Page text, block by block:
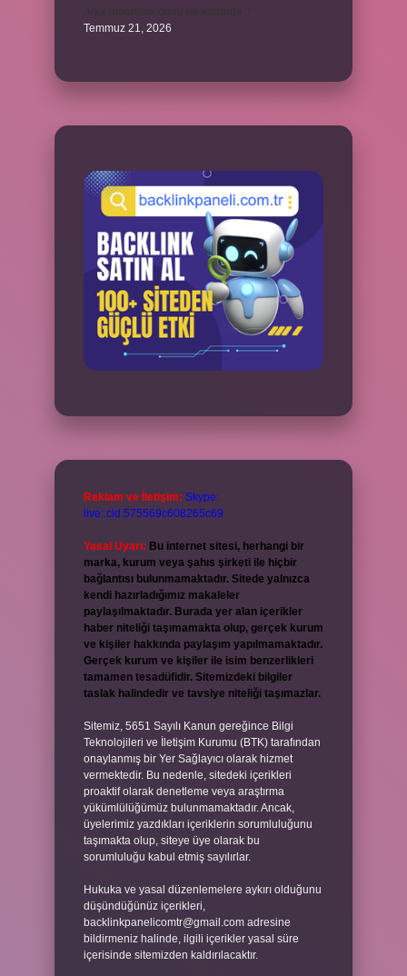
Temmuz 21, 2026
Reklam ve İletişim: Skype:
live:.cid.575569c608265c69
Yasal Uyarı: Bu internet sitesi, herhangi bir
marka, kurum veya şahıs şirketi ile hiçbir
bağlantısı bulunmamaktadır. Sitede yalnızca
kendi hazırladığımız makaleler
paylaşılmaktadır. Burada yer alan içerikler
haber niteliği taşımamakta olup, gerçek kurum
ve kişiler hakkında paylaşım yapılmamaktadır.
Gerçek kurum ve kişiler ile isim benzerlikleri
tamamen tesadüfidir. Sitemizdeki bilgiler
taslak halindedir ve tavsiye niteliği taşımazlar.
Sitemiz, 5651 Sayılı Kanun gereğince Bilgi
Teknolojileri ve İletişim Kurumu (BTK) tarafından
onaylanmış bir Yer Sağlayıcı olarak hizmet
vermektedir. Bu nedenle, sitedeki içerikleri
proaktif olarak denetleme veya araştırma
yükümlülüğümüz bulunmamaktadır. Ancak,
üyelerimiz yazdıkları içeriklerin sorumluluğunu
taşımakta olup, siteye üye olarak bu
sorumluluğu kabul etmiş sayılırlar.
Hukuka ve yasal düzenlemelere aykırı olduğunu
düşündüğünüz içerikleri,
backlinkpanelicomtr@gmail.com adresine
bildirmeniz halinde, ilgili içerikler yasal süre
içerisinde sitemizden kaldırılacaktır.